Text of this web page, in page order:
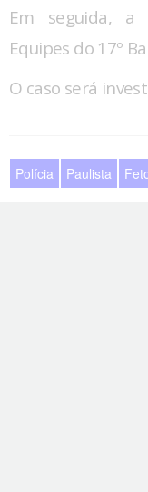
Em seguida, a
Equipes do 17º
O caso será
Polícia Paulista